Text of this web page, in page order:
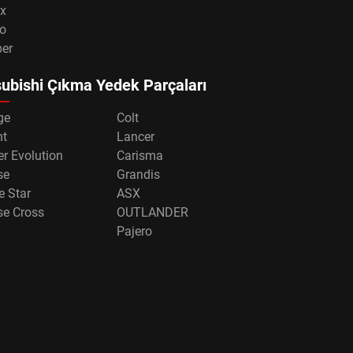
Çıkma Yedek Parçaları
Colt
Lancer
Evolution
Carisma
Grandis
Star
ASX
Cross
OUTLANDER
Pajero